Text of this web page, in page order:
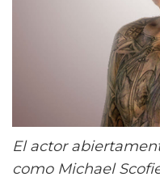
El actor
como Michael